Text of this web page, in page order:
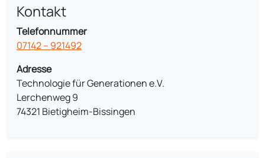
Kontakt
Telefonnummer
07142 – 921492
Adresse
Technologie für Generationen e.V.
Lerchenweg 9
74321 Bietigheim-Bissingen